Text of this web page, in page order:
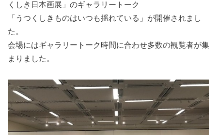
くしき日本画展」のギャラリートーク
「うつくしきものはいつも揺れている」が開催されまし
た。
会場にはギャラリートーク時間に合わせ多数の観覧者が集
まりました。